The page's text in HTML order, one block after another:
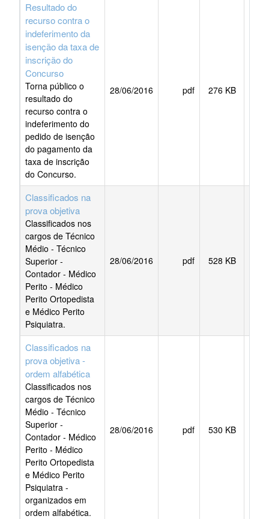
Resultado do
recurso contra o
indeferimento da
isenção da taxa de
inscrição do
Concurso
Torna público o
resultado do
recurso contra o
indeferimento do
pedido de isenção
do pagamento da
taxa de inscrição
do Concurso.
28/06/2016 pdf 276 KB
Classificados na
prova objetiva
Classificados nos
cargos de Técnico
Médio - Técnico
Superior -
Contador - Médico
Perito - Médico
Perito Ortopedista
e Médico Perito
Psiquiatra.
28/06/2016 pdf 528 KB
Classificados na
prova objetiva -
ordem alfabética
Classificados nos
cargos de Técnico
Médio - Técnico
Superior -
Contador - Médico
Perito - Médico
Perito Ortopedista
e Médico Perito
Psiquiatra -
organizados em
ordem alfabética.
28/06/2016 pdf 530 KB